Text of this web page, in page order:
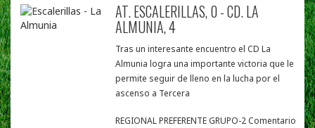
AT. ESCALERILLAS, 0 - CD. LA
ALMUNIA, 4
Tras un interesante encuentro el CD La
Almunia logra una importante victoria que le
permite seguir de lleno en la lucha por el
ascenso a Tercera
REGIONAL PREFERENTE GRUPO-2 Comentario